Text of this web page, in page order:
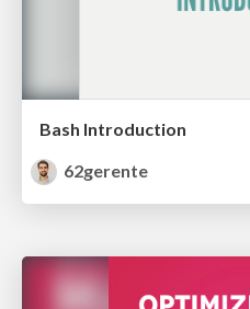
Bash Introduction
62gerente